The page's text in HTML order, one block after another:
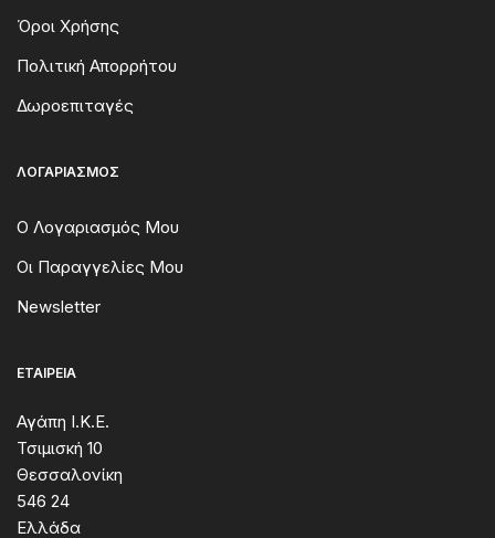
Όροι Χρήσης
Πολιτική Απορρήτου
Δωροεπιταγές
ΛΟΓΑΡΙΑΣΜΌΣ
Ο Λογαριασμός Μου
Οι Παραγγελίες Μου
Newsletter
ΕΤΑΙΡΕΊΑ
Αγάπη I.K.E.
Τσιμισκή 10
Θεσσαλονίκη
546 24
Ελλάδα